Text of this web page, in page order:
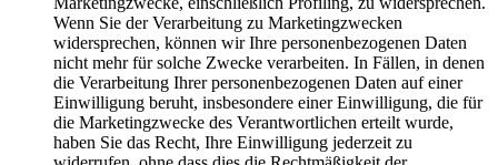
Wenn Sie der Verarbeitung zu Marketingzwecken
widersprechen, können wir Ihre personenbezogenen Daten
nicht mehr für solche Zwecke verarbeiten. In Fällen, in denen
die Verarbeitung Ihrer personenbezogenen Daten auf einer
Einwilligung beruht, insbesondere einer Einwilligung, die für
die Marketingzwecke des Verantwortlichen erteilt wurde,
haben Sie das Recht, Ihre Einwilligung jederzeit zu